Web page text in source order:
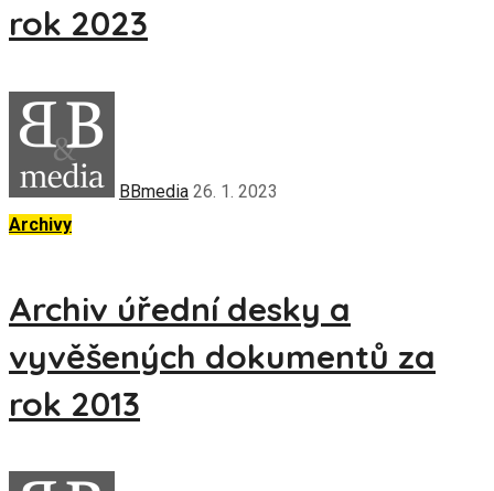
rok 2023
BBmedia 26. 1. 2023
Archivy
Archiv úřední desky a
vyvěšených dokumentů za
rok 2013